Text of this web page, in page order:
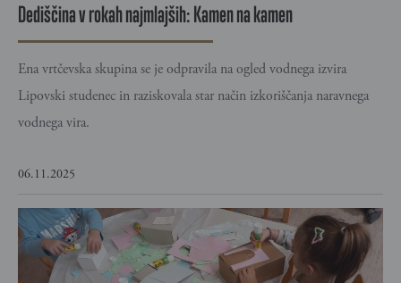
Dediščina v rokah najmlajših: Kamen na kamen
Ena vrtčevska skupina se je odpravila na ogled vodnega izvira
Lipovski studenec in raziskovala star način izkoriščanja naravnega
vodnega vira.
06.11.2025